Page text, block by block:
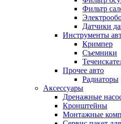
Фильтр
Датчики
Инструменты
Кримпер
Съемники
Прочее авто
Радиаторы
Аксессуары
Дренажные
Кронштейны
Монтажные